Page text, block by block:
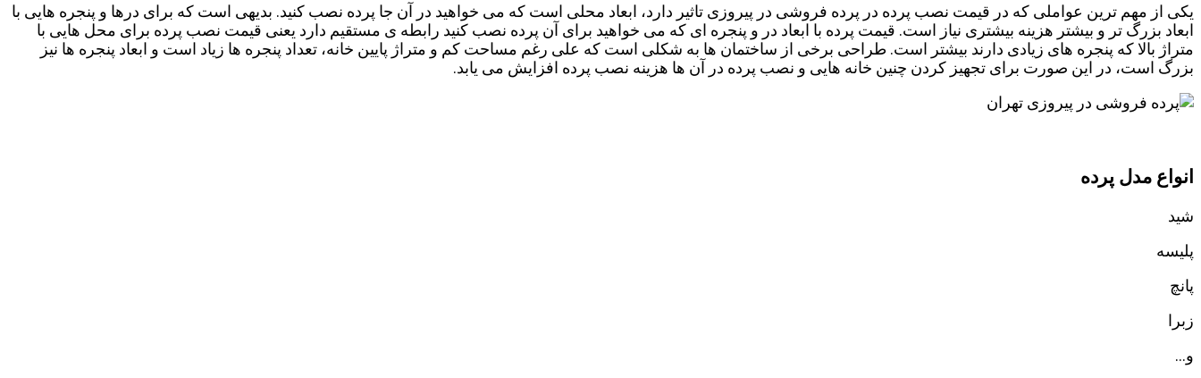
یکی از مهم ترین عواملی که در قیمت نصب پرده در پرده فروشی در پیروزی تاثیر دارد، ابعاد محلی است که می خواهید در آن جا پرده نصب کنید. بدیهی است که برای درها و پنجره هایی با
ابعاد بزرگ تر و بیشتر هزینه بیشتری نیاز است. قیمت پرده با ابعاد در و پنجره ای که می خواهید برای آن پرده نصب کنید رابطه ی مستقیم دارد یعنی قیمت نصب پرده برای محل هایی با
متراژ بالا که پنجره های زیادی دارند بیشتر است. طراحی برخی از ساختمان ها به شکلی است که علی رغم مساحت کم و متراژ پایین خانه، تعداد پنجره ها زیاد است و ابعاد پنجره ها نیز
بزرگ است، در این صورت برای تجهیز کردن چنین خانه هایی و نصب پرده در آن ها هزینه نصب پرده افزایش می یابد.
انواع مدل پرده
شید
پلیسه
پانچ
زبرا
و…